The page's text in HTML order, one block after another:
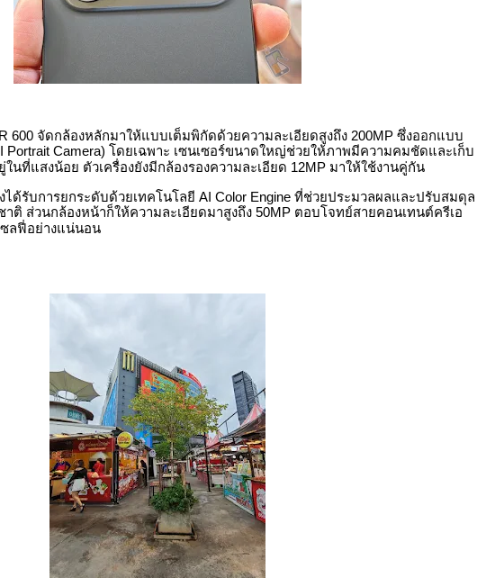
600 จัดกล้องหลักมาให้แบบเต็มพิกัดด้วยความละเอียดสูงถึง 200MP ซึ่งออกแบบ
Camera) โดยเฉพาะ เซนเซอร์ขนาดใหญ่ช่วยให้ภาพมีความคมชัดและเก็บ
ในที่แสงน้อย ตัวเครื่องยังมีกล้องรองความละเอียด 12MP มาให้ใช้งานคู่กัน
ด้รับการยกระดับด้วยเทคโนโลยี AI Color Engine ที่ช่วยประมวลผลและปรับสมดุล
าติ ส่วนกล้องหน้าก็ให้ความละเอียดมาสูงถึง 50MP ตอบโจทย์สายคอนเทนต์ครีเอ
ซลฟี่อย่างแน่นอน